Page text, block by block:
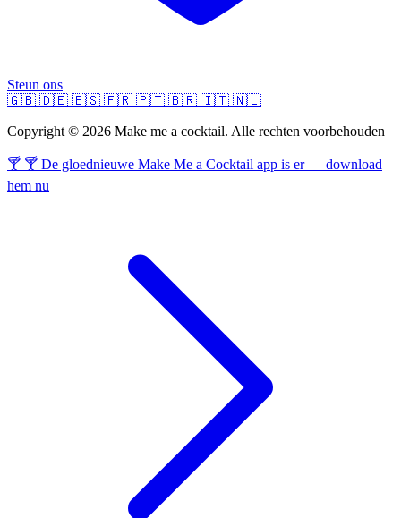
Steun ons
🇬🇧 🇩🇪 🇪🇸 🇫🇷 🇵🇹 🇧🇷 🇮🇹 🇳🇱
Copyright © 2026 Make me a cocktail. Alle rechten voorbehouden
🍸 🍸 De gloednieuwe Make Me a Cocktail app is er — download
hem nu